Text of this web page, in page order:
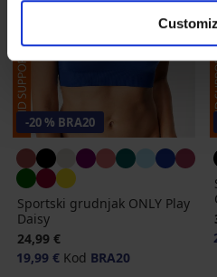
-20 % BRA20
Sportski grudnjak ONLY Play
Daisy
24,99 €
19,99 € Kod BRA20